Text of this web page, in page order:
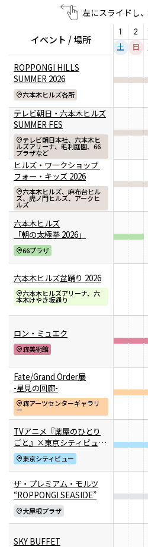
ヒルズ・ワークショップ フ
ォー・キッズ 2026
2026年7月25日（土）〜8
月16日（日）
街がまるごと学び場にな
る、こどもが主役のワーク
ショップ。今年の夏も、4
つのヒルズを舞台に開催。
ロ
～
作
軌
Fate/Grand Order展 -星見
の回廊-
2026年7月17日（金）～9
月14日（月）
作品のはじまりから、
2025年末に配信されたメ
インストーリー「第2部 終
章」までの旅路を、美麗な
アートワーク、膨大な設定
資料、あふれる映像と立体
造形を駆使し、作品の魅力
を余すことなく伝える展示
TV
が
空
ン
ら
HILLS LIFE
夏。——藤原ヒロ
シの連載
「INSTANT
FLOW」#67
パンが尽きたとき
よりも——藤原ヒ
ロシの連載
「INSTANT
FLOW」#66
画家・森本啓太〈アト
鈴木芳雄の「アトリエ探
ヒルズ グルメバーガーグラン
プリ 2026
2026年7月1日（水）～8
月31日（月）
夏
「
映画館TOP
（TOHOシネマズ六本木ヒルズ）
モアナと伝説の海
2026年7月31日（金） 公開
ス
ミニオンズ＆モンスターズ
2026年8月7日（金） 公開
劇
ホテルTOP
（グランド ハイアット 東京）
Soirée Blanche ～ソワレ ブランシ
2026年7月4日（土）～9月12日
グランド ハイアット 東京
ビアガーデンやセミビュッフェ
2026年7月1日（水）～9月30日
グランド ハイアット 東京
イタリアン “メレ
ンダ” アフタヌー
ス
ピラミデ
complex665
テ
ハ
住宅をお探しの
方
六本木ヒルズレジデ
ンス
公式サイト
イベントスペース、広
Hills Media & Space
タクシーでお越しの方
空港からお越しの方
自
駐車場のご案内
見る
ご利用施設から駐車場を
探す
料金・各種割引
駐車場サービス
よくあるご質問
シ
フロアマップ
街をご利用のみなさまへ
お問い合わせ
ペットをお連れのお客さま
へ
公衆電話・携帯電話充電器
Wi-Fiエリア
コインロッカー
外貨両替・郵便サービス
左にスライドし
イベント / 場所
ROPPONGI HILLS
SUMMER 2026
六本木ヒルズ各所
テレビ朝日・六本木ヒルズ
SUMMER FES
テレビ朝日本社、六本木ヒ
ルズアリーナ、毛利庭園、66
プラザなど
ヒルズ・ワークショップ
フォー・キッズ 2026
六本木ヒルズ、麻布台ヒル
ズ、虎ノ門ヒルズ、アークヒ
ルズ
六本木ヒルズ
「朝の太極拳 2026」
66プラザ
六本木ヒルズ盆踊り 2026
六本木ヒルズアリーナ、六
本木けやき坂通り
ロン・ミュエク
森美術館
Fate/Grand Order展
-星見の回廊-
森アーツセンターギャラリ
ー
TVアニメ『薬屋のひとり
ごと』×東京シティビュー
舞が織りなす幻想の世界
―天空に響く、舞のしらべ
東京シティビュー
ザ・プレミアム・モルツ
“ROPPONGI SEASIDE”
大屋根プラザ
SKY BUFFET
1 2
土 日